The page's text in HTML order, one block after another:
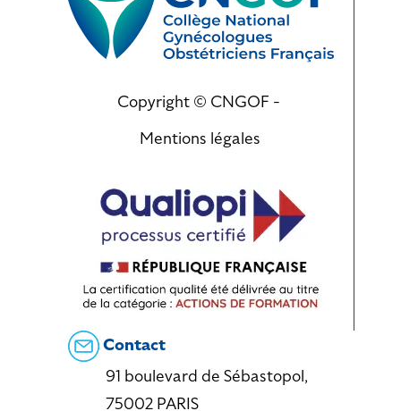
Copyright © CNGOF -
Mentions légales
Contact
91 boulevard de Sébastopol,
75002 PARIS